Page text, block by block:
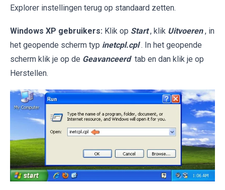
Explorer instellingen terug op standaard zetten.
Windows XP gebruikers: Klik op Start , klik Uitvoeren , in
het geopende scherm typ inetcpl.cpl . In het geopende
scherm klik je op de Geavanceerd tab en dan klik je op
Herstellen.